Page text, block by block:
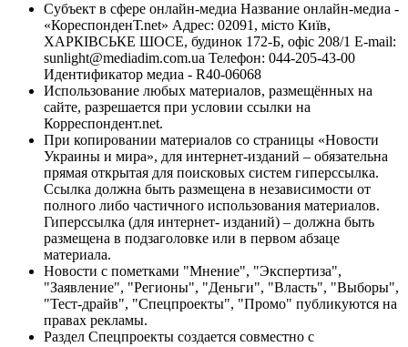
Субъект в сфере онлайн-медиа Название онлайн-медиа -
«КореспонденТ.net» Адрес: 02091, місто Київ,
ХАРКІВСЬКЕ ШОСЕ, будинок 172-Б, офіс 208/1 E-mail:
sunlight@mediadim.com.ua Телефон: 044-205-43-00
Идентификатор медиа - R40-06068
Использование любых материалов, размещённых на
сайте, разрешается при условии ссылки на
Корреспондент.net.
При копировании материалов со страницы «Новости
Украины и мира», для интернет-изданий – обязательна
прямая открытая для поисковых систем гиперссылка.
Ссылка должна быть размещена в независимости от
полного либо частичного использования материалов.
Гиперссылка (для интернет- изданий) – должна быть
размещена в подзаголовке или в первом абзаце
материала.
Новости с пометками "Мнение", "Экспертиза",
"Заявление", "Регионы", "Деньги", "Власть", "Выборы",
"Тест-драйв", "Спецпроекты", "Промо" публикуются на
правах рекламы.
Раздел Спецпроекты создается совместно с